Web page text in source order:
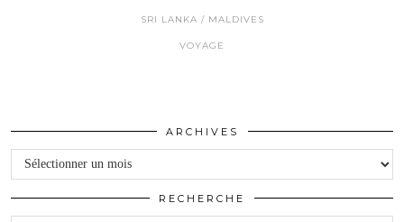
SRI LANKA / MALDIVES
VOYAGE
ARCHIVES
Archives
RECHERCHE